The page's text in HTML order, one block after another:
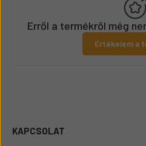
Erről a termékről még
Értékelem a
KAPCSOLAT